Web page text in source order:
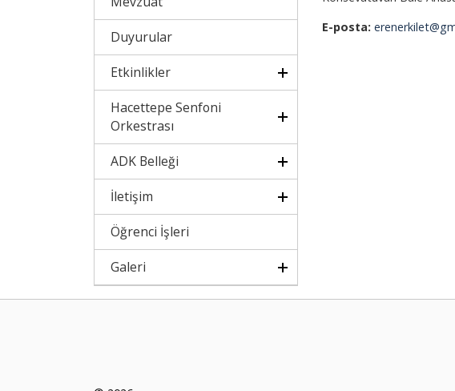
Duyurular
Etkinlikler
Hacettepe Senfoni
Orkestrası
ADK Belleği
İletişim
Öğrenci İşleri
Galeri
E-posta: